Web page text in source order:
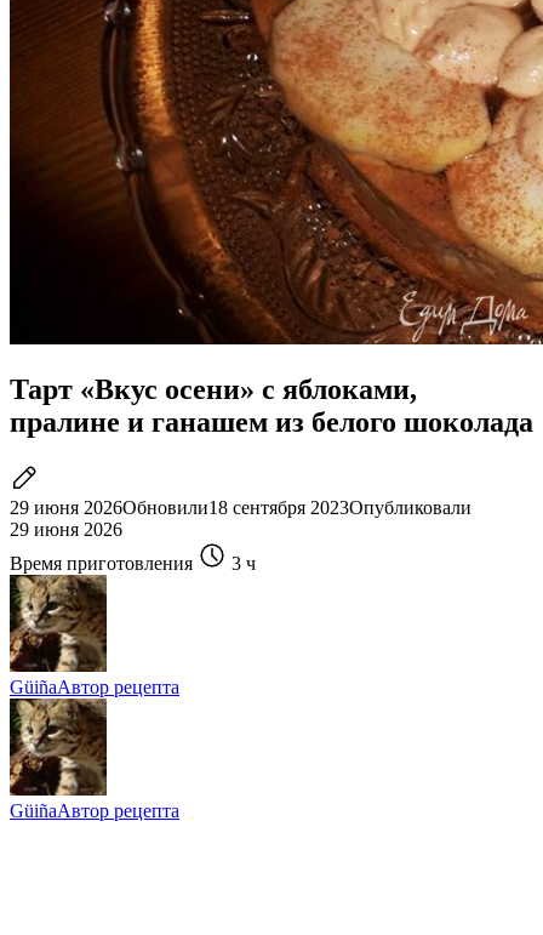
Тарт «Вкус осени» с яблоками,
пралине и ганашем из белого шоколада
29 июня 2026Обновили18 сентября 2023Опубликовали
29 июня 2026
Время приготовления
3 ч
GüiñaАвтор рецепта
GüiñaАвтор рецепта